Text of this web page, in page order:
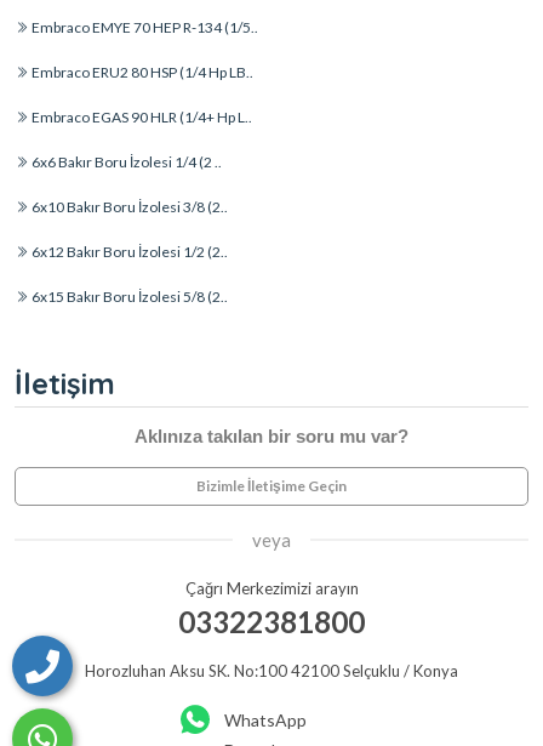
Embraco EMYE 70 HEP R-134 (1/5..
Embraco ERU2 80 HSP (1/4 Hp LB..
Embraco EGAS 90 HLR (1/4+ Hp L..
6x6 Bakır Boru İzolesi 1/4 (2 ..
6x10 Bakır Boru İzolesi 3/8 (2..
6x12 Bakır Boru İzolesi 1/2 (2..
6x15 Bakır Boru İzolesi 5/8 (2..
İletişim
Aklınıza takılan bir soru mu var?
Bizimle İletişime Geçin
veya
Çağrı Merkezimizi arayın
03322381800
Horozluhan Aksu SK. No:100 42100 Selçuklu / Konya
WhatsApp